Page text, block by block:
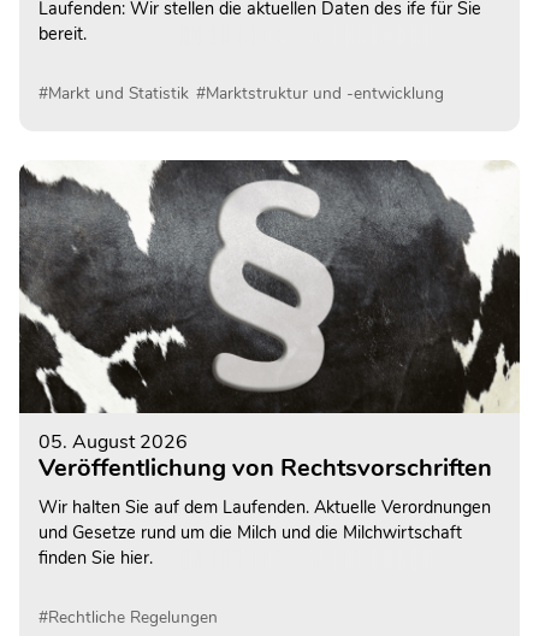
Laufenden: Wir stellen die aktuellen Daten des ife für Sie
bereit.
#Markt und Statistik #Marktstruktur und -entwicklung
05. August 2026
Veröffentlichung von Rechtsvorschriften
Wir halten Sie auf dem Laufenden. Aktuelle Verordnungen
und Gesetze rund um die Milch und die Milchwirtschaft
finden Sie hier.
#Rechtliche Regelungen